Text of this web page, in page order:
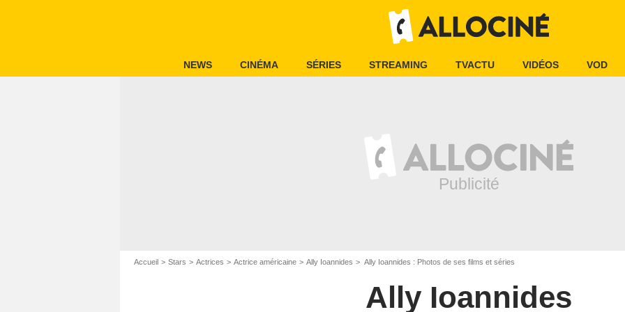
NEWS CINÉMA SÉRIES STREAMING TVACTU VIDÉOS VOD
Accueil Stars Actrices Actrice américaine Ally Ioannides Ally Ioannides : Photos de ses films et séries
Ally Ioannides